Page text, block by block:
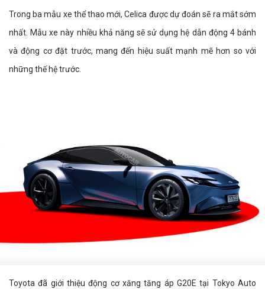
Trong ba mẫu xe thể thao mới, Celica được dự đoán sẽ ra mắt sớm
nhất. Mẫu xe này nhiều khả năng sẽ sử dụng hệ dẫn động 4 bánh
và động cơ đặt trước, mang đến hiệu suất mạnh mẽ hơn so với
những thế hệ trước.
Toyota đã giới thiệu động cơ xăng tăng áp G20E tại Tokyo Auto